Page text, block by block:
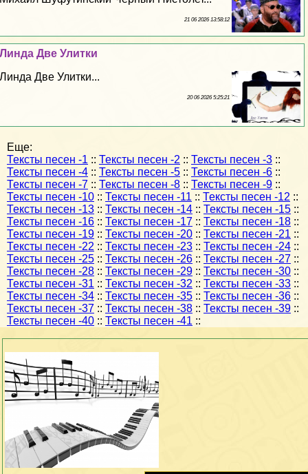
21 06 2026 13:58:12
Линда Две Улитки
Линда Две Улитки...
20 06 2026 5:25:21
Еще:
Тексты песен -1 :: Тексты песен -2 :: Тексты песен -3 ::
Тексты песен -4 :: Тексты песен -5 :: Тексты песен -6 ::
Тексты песен -7 :: Тексты песен -8 :: Тексты песен -9 ::
Тексты песен -10 :: Тексты песен -11 :: Тексты песен -12 ::
Тексты песен -13 :: Тексты песен -14 :: Тексты песен -15 ::
Тексты песен -16 :: Тексты песен -17 :: Тексты песен -18 ::
Тексты песен -19 :: Тексты песен -20 :: Тексты песен -21 ::
Тексты песен -22 :: Тексты песен -23 :: Тексты песен -24 ::
Тексты песен -25 :: Тексты песен -26 :: Тексты песен -27 ::
Тексты песен -28 :: Тексты песен -29 :: Тексты песен -30 ::
Тексты песен -31 :: Тексты песен -32 :: Тексты песен -33 ::
Тексты песен -34 :: Тексты песен -35 :: Тексты песен -36 ::
Тексты песен -37 :: Тексты песен -38 :: Тексты песен -39 ::
Тексты песен -40 :: Тексты песен -41 ::